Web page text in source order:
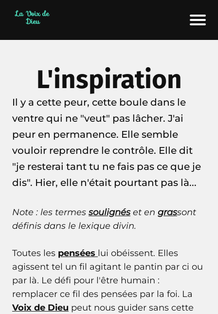
La Voix de
Dieu
L'inspiration
Il y a cette peur, cette boule dans le
ventre qui ne "veut" pas lâcher. J'ai
peur en permanence. Elle semble
vouloir reprendre le contrôle. Elle dit
"je resterai tant tu ne fais pas ce que je
dis". Hier, elle n'était pourtant pas là...
Note : les termes soulignés et en grassont
définis dans le lexique divin.
Toutes les pensées lui obéissent. Elles
agissent tel un fil agitant le pantin par ci ou
par là. Le défi pour l'être humain :
remplacer ce fil des pensées par la foi. La
Voix de Dieu peut nous guider sans cette